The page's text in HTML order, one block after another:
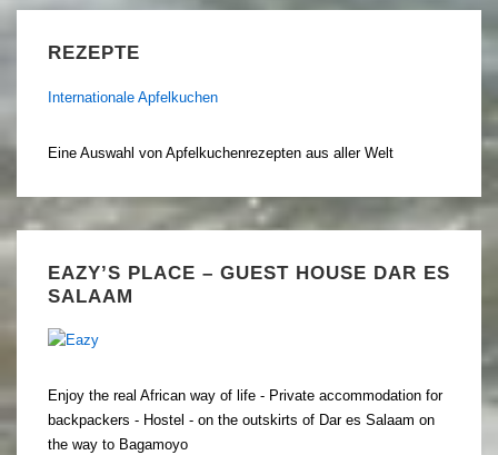
REZEPTE
Internationale Apfelkuchen
Eine Auswahl von Apfelkuchenrezepten aus aller Welt
EAZY’S PLACE – GUEST HOUSE DAR ES
SALAAM
Enjoy the real African way of life - Private accommodation for
backpackers - Hostel - on the outskirts of Dar es Salaam on
the way to Bagamoyo